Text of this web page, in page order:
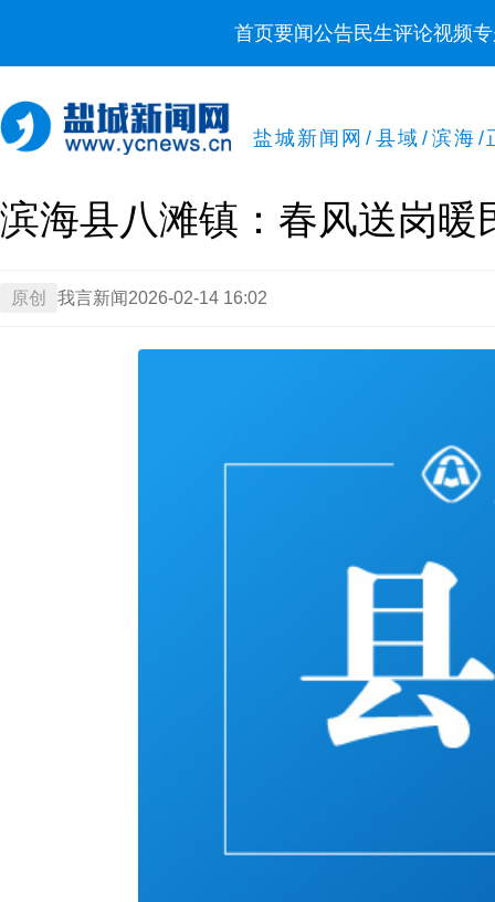
首页要闻公告民生评论视频
盐城新闻网 / 县域 / 滨海 /
滨海县八滩镇：春风送岗暖
原创 我言新闻 2026-02-14 16:02